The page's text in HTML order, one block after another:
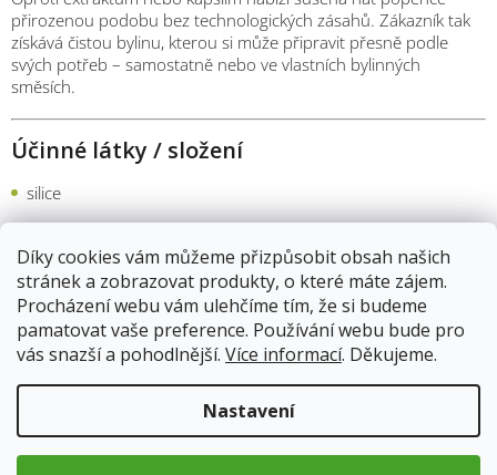
Díky cookies vám můžeme přizpůsobit obsah našich
stránek a zobrazovat produkty, o které máte zájem.
Procházení webu vám ulehčíme tím, že si budeme
pamatovat vaše preference. Používání webu bude pro
vás snazší a pohodlnější. Více informací. Děkujeme.
Nastavení
přirozenou podobu bez technologických zásahů. Zákazník tak
získává čistou bylinu, kterou si může připravit přesně podle
svých potřeb – samostatně nebo ve vlastních bylinných
směsích.
Účinné látky / složení
silice
hořčiny
třísloviny
minerální látky v přirozeném množství
Zdravotní benefity